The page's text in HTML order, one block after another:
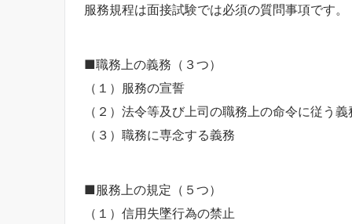
服務規程は面接試験では必須の質問事項です。
■職務上の義務（３つ）
（１）服務の宣誓
（２）法令等及び上司の職務上の命令に従う義
（３）職務に専念する義務
■服務上の規定（５つ）
（１）信用失墜行為の禁止